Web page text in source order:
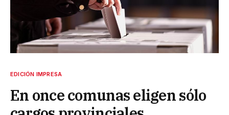
EDICIÓN IMPRESA
En once comunas eligen sólo